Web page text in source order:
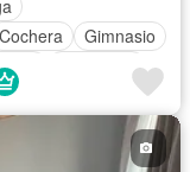
Cochera
Gimnasio
Seguridad